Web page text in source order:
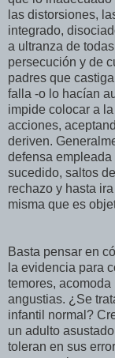
las distorsiones,
integrado,
a ultranza de
persecución y de
padres que
falla -o lo hacían
impide colocar a
acciones,
deriven.
defensa
sucedido, saltos
rechazo y hasta
misma que es
Basta pensar en
la evidencia para
temores,
angustias. ¿Se
infantil normal?
un adulto
toleran en sus